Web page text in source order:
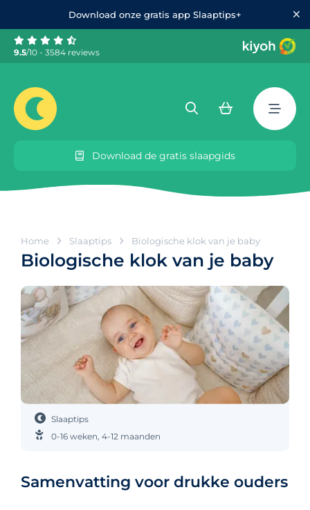
Download onze gratis app Slaaptips+
9.5/10 - 3584 reviews
Download de gratis slaapgids
Home Slaaptips Biologische klok van je baby
Biologische klok van je baby
Slaaptips
0-16 weken 4-12 maanden
Samenvatting voor drukke ouders